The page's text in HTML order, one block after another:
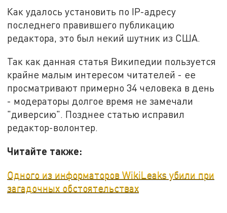
Как удалось установить по IP-адресу
последнего правившего публикацию
редактора, это был некий шутник из США.
Так как данная статья Википедии пользуется
крайне малым интересом читателей - ее
просматривают примерно 34 человека в день
- модераторы долгое время не замечали
"диверсию". Позднее статью исправил
редактор-волонтер.
Читайте также:
Одного из информаторов WikiLeaks‍ убили при
загадочных обстоятельствах